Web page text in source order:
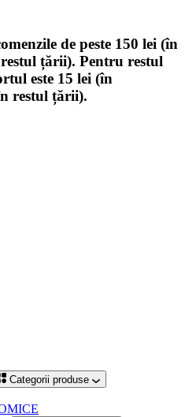
de peste 150 lei (în
țării). Pentru restul
este 15 lei (în
restul țării).
Categorii produse